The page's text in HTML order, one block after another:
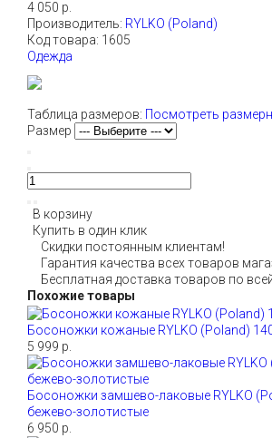
4 050 р.
Производитель: RYLKO (Poland)
Код товара: 1605
Одежда
Таблица размеров: Посмотреть
Размер
В корзину
Купить в один клик
Скидки постоянным клиентам!
Гарантия качества всех товаров
Бесплатная доставка товаров по
Похожие товары
Босоножки кожаные RYLKO (Poland)
5 999 р.
Босоножки замшево-лаковые RYLKO
бежево-золотистые
6 950 р.